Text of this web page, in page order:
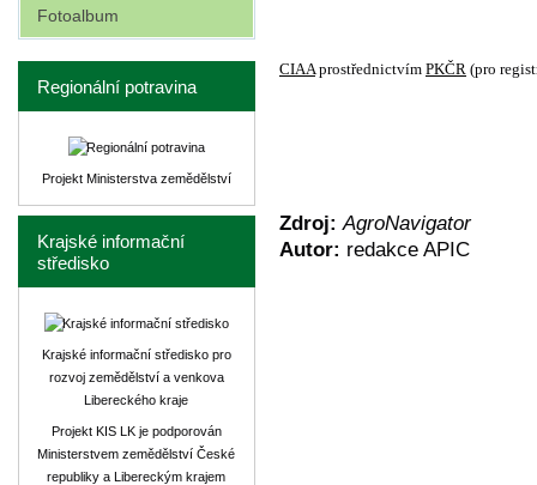
CIAAprostřednictvím PKČR (pro
Zdroj: AgroNavigator
Autor: redakce APIC
Fotoalbum
Regionální potravina
Projekt Ministerstva zemědělství
Krajské informační
středisko
Krajské informační středisko pro
rozvoj zemědělství a venkova
Libereckého kraje
Projekt KIS LK je podporován
Ministerstvem zemědělství České
republiky a Libereckým krajem